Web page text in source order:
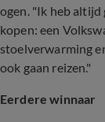
ogen. "Ik heb altijd
kopen: een
stoelverwarming
ook gaan reizen."
Eerdere winnaar